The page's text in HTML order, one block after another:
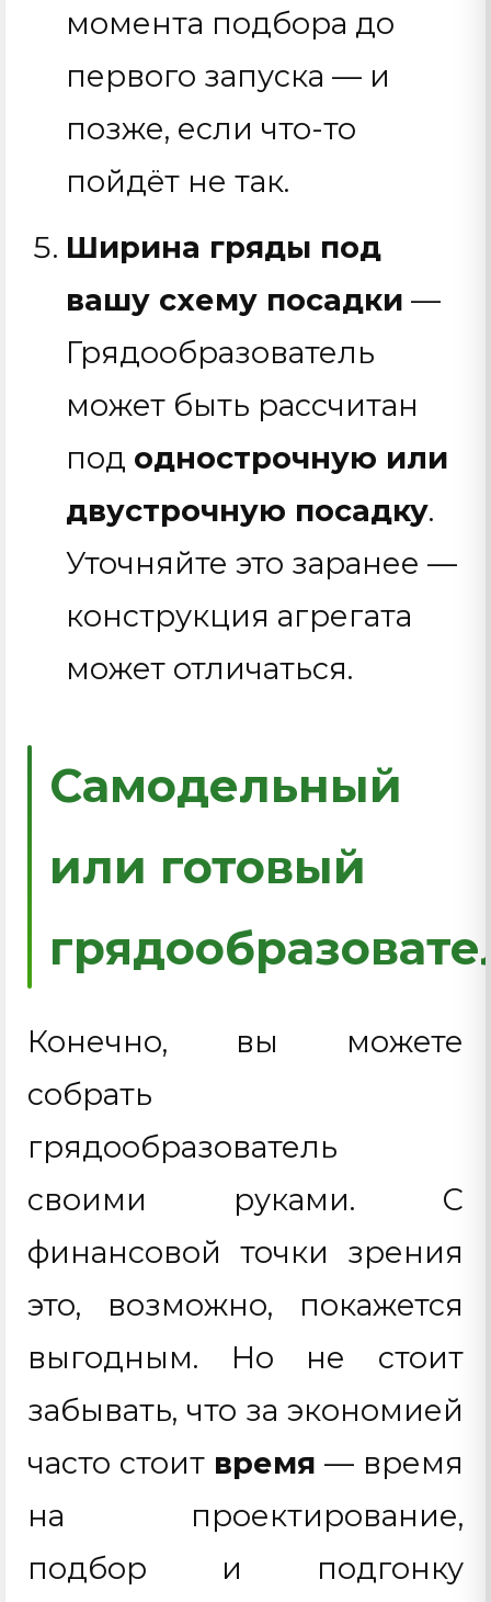
момента подбора до
первого запуска — и
позже, если что-то
пойдёт не так.
Ширина гряды под
вашу схему посадки —
Грядообразователь
может быть рассчитан
под однострочную или
двустрочную посадку.
Уточняйте это заранее —
конструкция агрегата
может отличаться.
Самодельный
или готовый
Конечно, вы можете
собрать
грядообразователь
своими руками. С
финансовой точки зрения
это, возможно, покажется
выгодным. Но не стоит
забывать, что за экономией
часто стоит время — время
на проектирование,
подбор и подгонку